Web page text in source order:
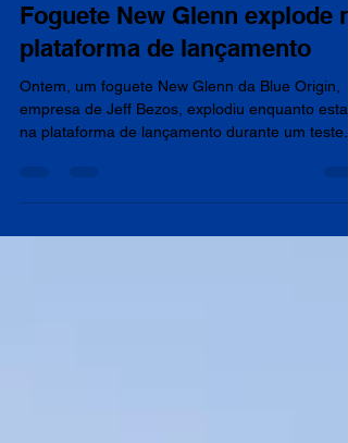
Foguete New Glenn explode
plataforma de lançamento
Ontem, um foguete New Glenn da Blue Origin,
empresa de Jeff Bezos, explodiu enquanto
na plataforma de lançamento durante um teste
altura inaugurada em 2025. O caso ocorreu no